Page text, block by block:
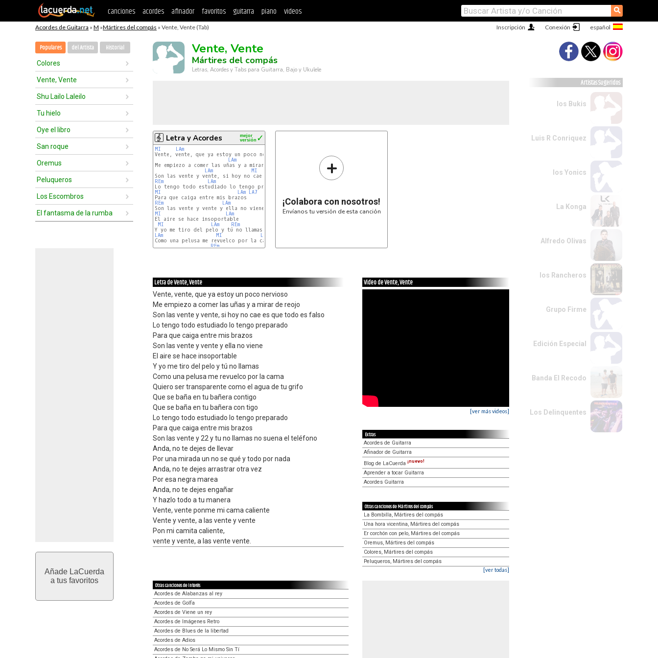
canciones acordes afinador favoritos guitarra piano videos ⚲
Acordes de Guitarra » M »Mártires del compás » Vente, Vente (Tab) Conexión
Inscripción
Populares del Artista Historial
Colores
Vente, Vente
Shu Lailo Laleilo
Tu hielo
Oye el libro
San roque
Oremus
Peluqueros
Los Escombros
El fantasma de la rumba
Añade LaCuerda
a tus favoritos
Vente, Vente
Mártires del compás
Letras, Acordes y Tabs para Guitarra, Bajo y Ukulele
Letra y Acordes ✓
mejor
versión
MI LAm
Vente, vente, que ya estoy un poco nervioso
LAm
Me empiezo a comer las uñas y a mirar de reojo
LAm
MI
LA7
REm
LAm
MI
LAm LA7
REm
LAm
MI
LAm
El aire se hace insoportable
MI
LAm
REm
LAm
MI
LAm
Como una pelusa me revuelco por la cama
REm
+
¡Colabora con nosotros!
Envíanos tu versión de esta canción
Letra de Vente, Vente
Vente, vente, que ya estoy un poco nervioso
Me empiezo a comer las uñas y a mirar de reojo
Son las vente y vente, si hoy no cae es que todo es falso
Lo tengo todo estudiado lo tengo preparado
Para que caiga entre mis brazos
Son las vente y vente y ella no viene
El aire se hace insoportable
Y yo me tiro del pelo y tú no llamas
Como una pelusa me revuelco por la cama
Quiero ser transparente como el agua de tu grifo
Que se baña en tu bañera contigo
Que se baña en tu bañera con tigo
Lo tengo todo estudiado lo tengo preparado
Para que caiga entre mis brazos
Son las vente y 22 y tu no llamas no suena el teléfono
Anda, no te dejes de llevar
Por una mirada un no se qué y todo por nada
Anda, no te dejes arrastrar otra vez
Por esa negra marea
Anda, no te dejes engañar
Y hazlo todo a tu manera
Vente, vente ponme mi cama caliente
Vente y vente, a las vente y vente
Pon mi camita caliente,
vente y vente, a las vente vente.
Video de Vente, Vente
[ver más videos]
Extras
Acordes de Guitarra
Afinador de Guitarra
Blog de LaCuerda ¡nuevo!
Aprender a tocar Guitarra
Acordes Guitarra
Otras canciones de Mártires del compás
La Bombilla, Mártires del compás
Una hora vicentina, Mártires del compás
Er corchón con pelo, Mártires del compás
Oremus, Mártires del compás
Colores, Mártires del compás
Peluqueros, Mártires del compás
[ver todas]
Otras canciones de interés
Acordes de Alabanzas al rey
Acordes de Golfa
Acordes de Viene un rey
Acordes de Imágenes Retro
Acordes de Blues de la libertad
Acordes de Adios
Acordes de No Será Lo Mismo Sin Tí
Artistas Sugeridos
los Bukis
Luis R Conriquez
los Yonics
La Konga
Alfredo Olivas
los Rancheros
Grupo Firme
Edición Especial
Banda El Recodo
Los Delinquentes